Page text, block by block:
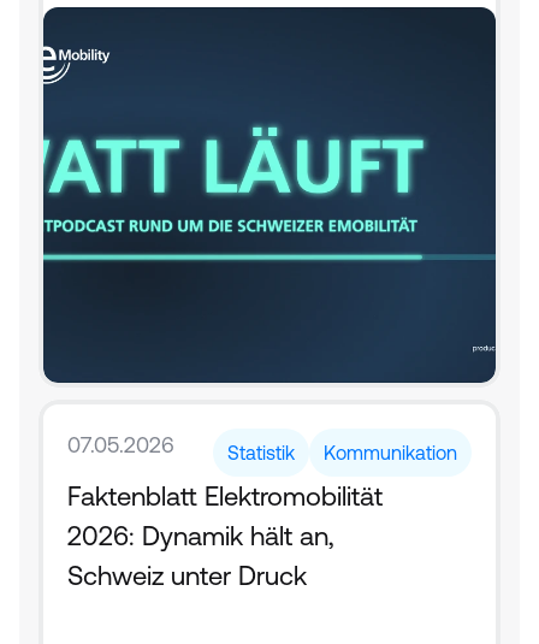
07.05.2026 Statistik Kommunikation
Faktenblatt Elektromobilität
2026: Dynamik hält an,
Schweiz unter Druck